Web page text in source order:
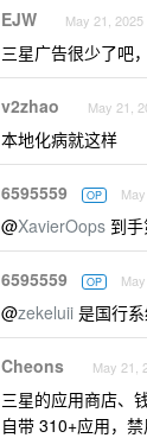
EJW May 21, 2025
三星广告很少了吧
v2zhao May 21,
本地化病就这样
6595559 OP
@XavierOops 到
6595559 OP
@zekeluii 是国行
Cheons May 21,
三星的应用商店、
自带 310+应用，禁